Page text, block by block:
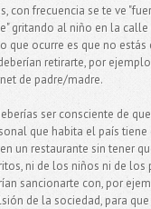
con frecuencia se te ve
gritando al niño en la calle
que ocurre es que no estás
retirarte, por
de padre/madre.
ser consciente de
que habita el país tiene
un restaurante sin tener
ni de los niños ni de los
sancionarte con, por
de la sociedad, para